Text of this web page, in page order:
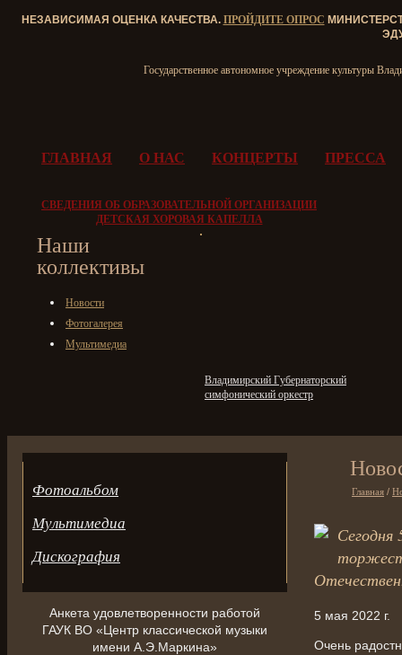
НЕЗАВИСИМАЯ ОЦЕНКА КАЧЕСТВА. ПРОЙДИТЕ ОПРОС
Государственное автономное учреждение культуры
ГЛАВНАЯ О НАС КОНЦЕРТЫ ПРЕССА
СВЕДЕНИЯ ОБ ОБРАЗОВАТЕЛЬНОЙ ОРГАНИЗАЦИИ
ДЕТСКАЯ ХОРОВАЯ КАПЕЛЛА
Наши
коллективы
Новости
Фотогалерея
Мультимедиа
Владимирский Губернаторский
симфонический оркестр
Фотоальбом
Мультимедиа
Дискография
Анкета удовлетворенности работой
ГАУК ВО «Центр классической музыки
имени А.Э.Маркина»
Главная /
Сегодня
5 мая 2022 г.
Очень